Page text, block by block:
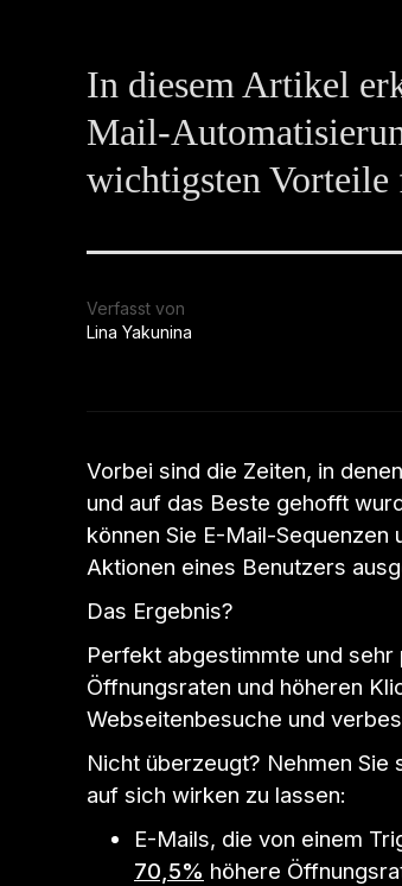
In diesem Artikel
Mail-
wichtigsten
Verfasst von
Lina Yakunina
Vorbei sind die Zeiten, in
und auf das Beste gehofft
können Sie E-Mail-
Aktionen eines Benutzers
Das Ergebnis?
Perfekt abgestimmte und
Öffnungsraten und höheren
Webseitenbesuche und
Nicht überzeugt? Nehmen Sie
auf sich wirken zu lassen:
E-Mails, die von einem
70,5% höhere